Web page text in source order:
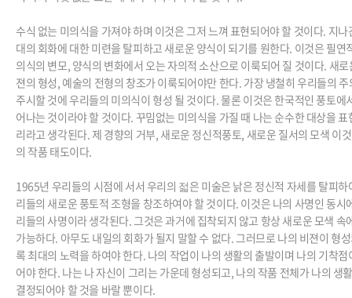
수식 없는 미의식을 가져야 하며 이것은 그저 느껴 표현되어야 할 것이다. 지나
대의 회화에 대한 미련을 탈피하고 새로운 양식이 되기를 원한다. 이것은 필연
의식의 변모, 양식의 변화에서 오는 자의적 소산으로 이룩되어 질 것이다. 새로
젼의 형성, 예술의 전형의 창조가 이룩되어야만 한다. 가장 냉철히 우리들의
주시할 것에 우리들의 미의식이 형성 될 것이다.물론 이것은 한국적인 풍토에
어나는 것이라야 할 것이다. 꾸밈없는 미의식을 가질 때 나는 순수한 대상을 표
리라고 생각된다. 제 경향의 거부, 새로운 정신적풍토, 새로운 질서의 모색 이
의 작품 태도이다.
1965년 우리들의 시점에 서서 우리의 젋은 미술은 낡은 정신적 자세를 탈피하
리들의 새로운 풍토적 조형을 창조하여야 할 것이다. 이것은 나의 사명인 동시
리들의 사명이라 생각된다.그것은 과거에 집착되지 않고 항상 새로운 모색 속
가능하다. 아무도 내일의 회화가 될지 말할 수 없다.그러므로 나의 비젼이 형
록 최대의 노력을 하여야 한다. 나의 작업이 나의 생활의 출발이며 나의 기착점
어야 한다. 나는 나 자신이 그리는 가운데 형성되고, 나의 작품 전체가 나의 생
결정되어야 할 것을 바랄 뿐이다.